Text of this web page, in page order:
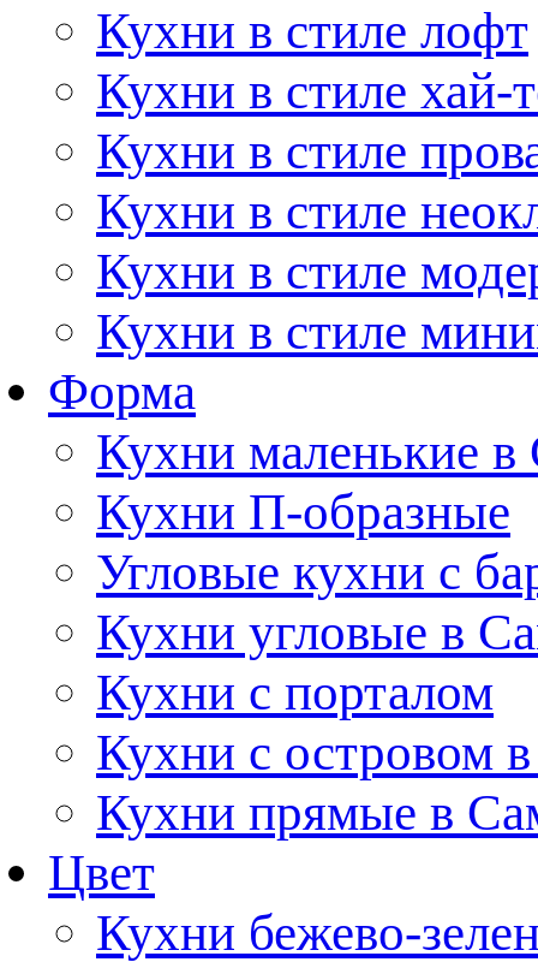
Кухни в стиле лофт
Кухни в стиле хай-
Кухни в стиле
Кухни в стиле
Кухни в стиле
Кухни в стиле
Форма
Кухни маленькие в
Кухни П-образные
Угловые кухни с
Кухни угловые в
Кухни с порталом
Кухни с островом
Кухни прямые в
Цвет
Кухни бежево-